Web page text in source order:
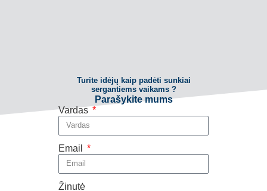
Turite idėjų kaip padėti sunkiai
sergantiems vaikams ?
Parašykite mums
Vardas
Email
Žinutė